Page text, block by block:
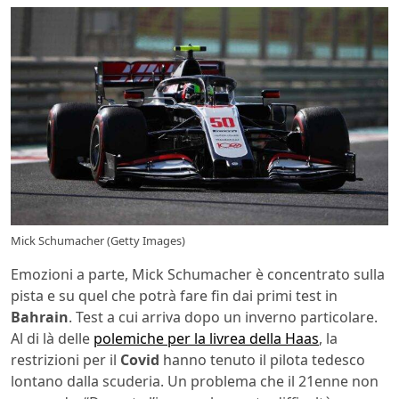
Mick Schumacher (Getty Images)
Emozioni a parte, Mick Schumacher è concentrato sulla
pista e su quel che potrà fare fin dai primi test in
Bahrain. Test a cui arriva dopo un inverno particolare.
Al di là delle polemiche per la livrea della Haas, la
restrizioni per il Covid hanno tenuto il pilota tedesco
lontano dalla scuderia. Un problema che il 21enne non